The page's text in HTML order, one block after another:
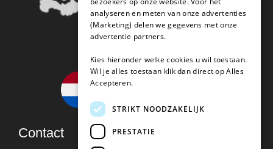
Contact
analyseren en meten van onze advertenties
(Marketing) delen we gegevens met onze
advertentie partners.
Kies hieronder welke cookies u wil toestaan.
Wil je alles toestaan klik dan direct op Alles
Accepteren.
STRIKT NOODZAKELIJK
PRESTATIE